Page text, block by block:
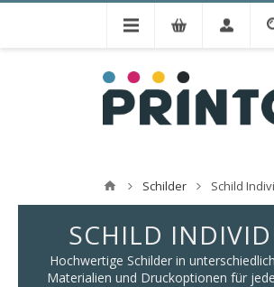
Schilder Schild
SCHILD
Hochwertige Schilder in
Materialien und Druckoptionen für